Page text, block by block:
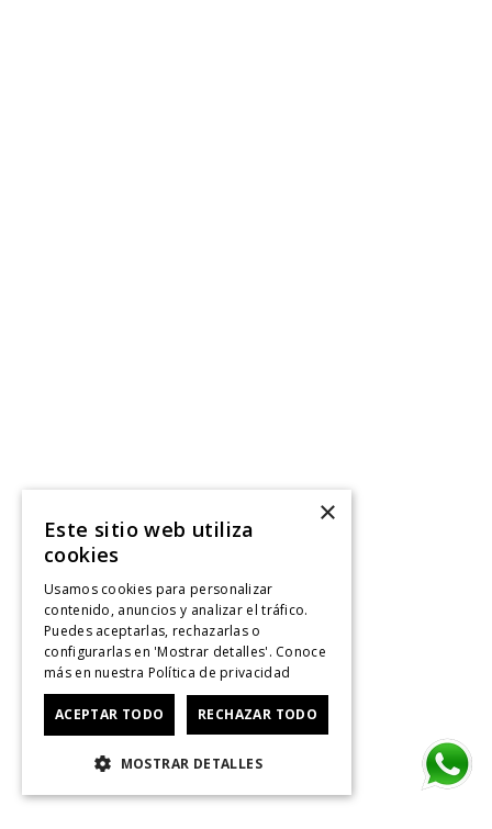
×
Este sitio web utiliza
cookies
Usamos cookies para personalizar
contenido, anuncios y analizar el tráfico.
Puedes aceptarlas, rechazarlas o
configurarlas en 'Mostrar detalles'. Conoce
más en nuestra Política de privacidad
ACEPTAR TODO RECHAZAR TODO
MOSTRAR DETALLES